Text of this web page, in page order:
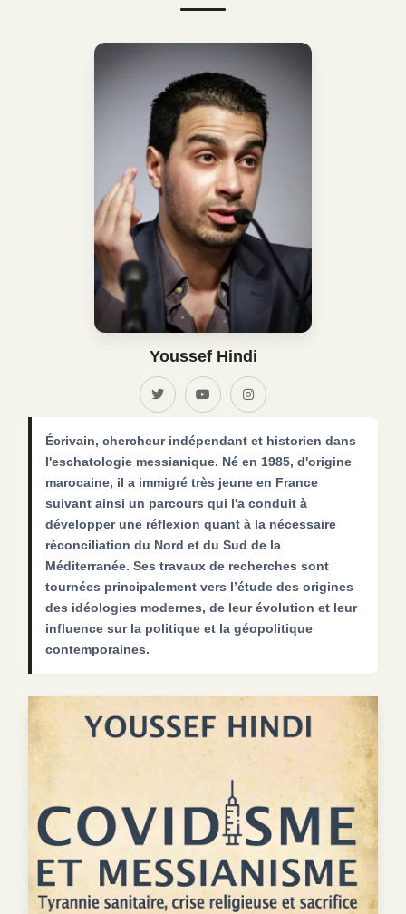
Youssef Hindi
Écrivain, chercheur indépendant et historien dans
l'eschatologie messianique. Né en 1985, d'origine
marocaine, il a immigré très jeune en France
suivant ainsi un parcours qui l'a conduit à
développer une réflexion quant à la nécessaire
réconciliation du Nord et du Sud de la
Méditerranée. Ses travaux de recherches sont
tournées principalement vers l’étude des origines
des idéologies modernes, de leur évolution et leur
influence sur la politique et la géopolitique
contemporaines.